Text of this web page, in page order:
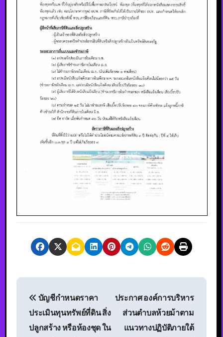
บัญชีกำหนดราคา
ประเมินทุนทรัพย์ที่ดิน สิ่ง
ปลูกสร้าง หรือห้องชุด ใน
ประกาศ องค์การบริหาร
ส่วนตำบลห้วยม้าตาม
แนวทางปฏิบัติภายใต้